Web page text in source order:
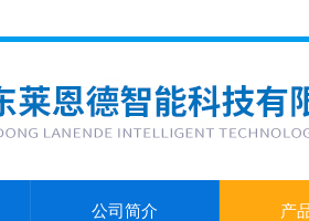
公司简介 产